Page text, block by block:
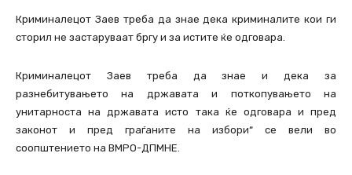
Криминалецот Заев треба да знае дека криминалите кои ги
сторил не застаруваат бргу и за истите ќе одговара.
Криминалецот Заев треба да знае и дека за
разнебитувањето на државата и поткопувањето на
унитарноста на државата исто така ќе одговара и пред
законот и пред граѓаните на избори“ се вели во
соопштението на ВМРО-ДПМНЕ.